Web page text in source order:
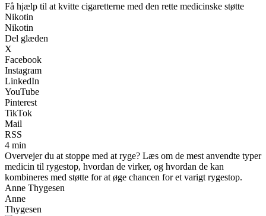
Få hjælp til at kvitte cigaretterne med den rette medicinske støtte
Nikotin
Nikotin
Del glæden
X
Facebook
Instagram
LinkedIn
YouTube
Pinterest
TikTok
Mail
RSS
4 min
Overvejer du at stoppe med at ryge? Læs om de mest anvendte typer
medicin til rygestop, hvordan de virker, og hvordan de kan
kombineres med støtte for at øge chancen for et varigt rygestop.
Anne Thygesen
Anne
Thygesen